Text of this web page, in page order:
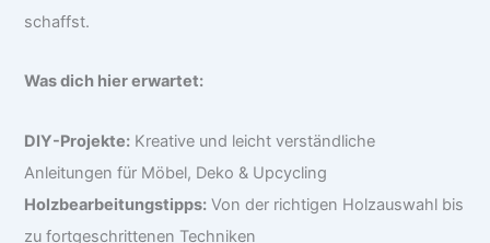
schaffst.
Was dich hier erwartet:
DIY-Projekte: Kreative und leicht verständliche
Anleitungen für Möbel, Deko & Upcycling
Holzbearbeitungstipps: Von der richtigen Holzauswahl bis
zu fortgeschrittenen Techniken